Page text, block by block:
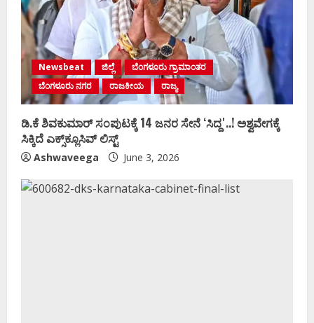
Newsbeat ಜಿಲ್ಲೆ
ಬೆಂಗಳೂರು ಗ್ರಾಮಾಂತರ
ಬೆಂಗಳೂರು ನಗರ
ರಾಜಕೀಯ ರಾಜ್ಯ
ಡಿ.ಕೆ ಶಿವಕುಮಾರ್‌ ಸಂಪುಟಕ್ಕೆ 14 ಜನರ ಸೇನೆ ʻಸಿದ್ದʼ..! ಅಶ್ವವೇಗಕ್ಕೆ
ಸಿಕ್ಕಿದೆ ಎಕ್ಸ್‌ಕ್ಲೂಸಿವ್‌ ಲಿಸ್ಟ್‌
Ashwaveega June 3, 2026